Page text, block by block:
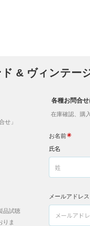
& ヴィンテー
せ」
品試聴
りま
各種お問合
在庫確認、購